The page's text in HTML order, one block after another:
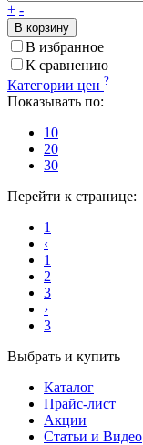
+ -
В корзину
В избранное
К сравнению
Категории цен ?
Показывать по:
10
20
30
Перейти к странице:
1
‹
1
2
3
›
3
Выбрать и купить
Каталог
Прайс-лист
Акции
Статьи и Видео